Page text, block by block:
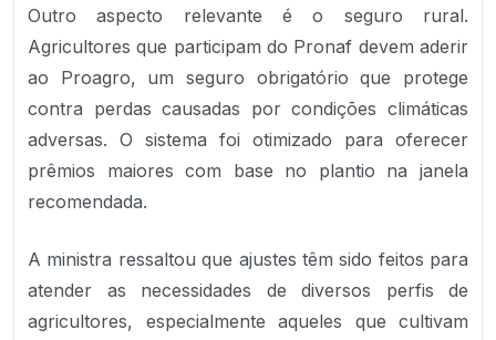
Outro aspecto relevante é o seguro rural.
Agricultores que participam do Pronaf devem aderir
ao Proagro, um seguro obrigatório que protege
contra perdas causadas por condições climáticas
adversas. O sistema foi otimizado para oferecer
prêmios maiores com base no plantio na janela
recomendada.
A ministra ressaltou que ajustes têm sido feitos para
atender as necessidades de diversos perfis de
agricultores, especialmente aqueles que cultivam